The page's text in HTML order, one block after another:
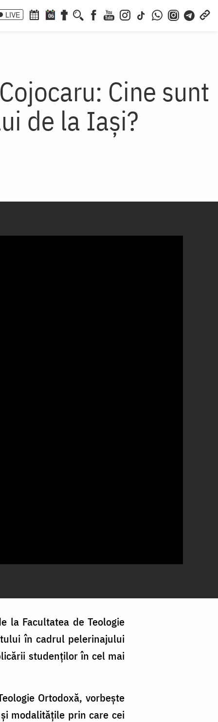
LIVE 06
Cine sunt
de la Iași?
la Facultatea de Teologie
în cadrul pelerinajului
studenților în cel mai
Ortodoxă, vorbește
modalitățile prin care cei